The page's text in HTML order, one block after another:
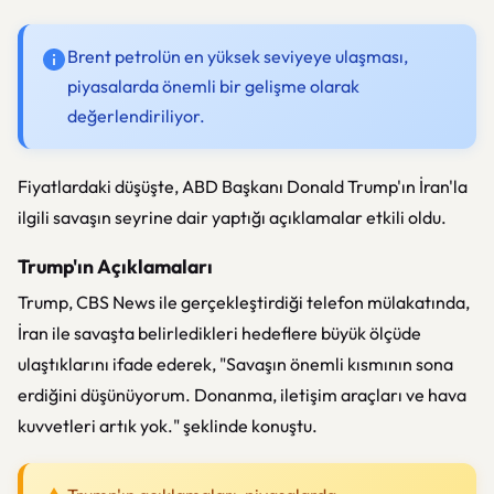
Brent petrolün en yüksek seviyeye ulaşması,
piyasalarda önemli bir gelişme olarak
değerlendiriliyor.
Fiyatlardaki düşüşte, ABD Başkanı Donald Trump'ın İran'la
ilgili savaşın seyrine dair yaptığı açıklamalar etkili oldu.
Trump'ın Açıklamaları
Trump, CBS News ile gerçekleştirdiği telefon mülakatında,
İran ile savaşta belirledikleri hedeflere büyük ölçüde
ulaştıklarını ifade ederek, "Savaşın önemli kısmının sona
erdiğini düşünüyorum. Donanma, iletişim araçları ve hava
kuvvetleri artık yok." şeklinde konuştu.